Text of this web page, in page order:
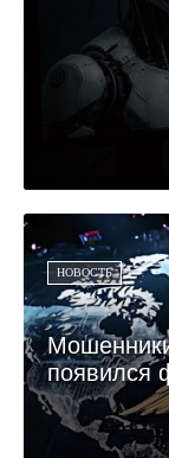
НОВОСТЬ
появился